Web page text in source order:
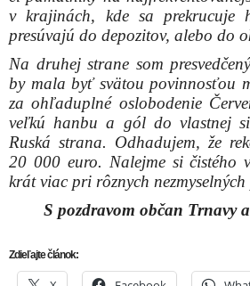
ARCHÍVNE ČLÁNKY:
normalizácie prirobil kosák a kríž
Vyjadrenie mesta Trnava k
projekte „lávky“ v Kamennom mlyne
Predseda petičného výboru
prekvapený, pre obštrukcie zo strany
Pamätník Víťazstvo zostane na
majú finančne pomôcť Rusi
Zomrel bývalý hráč Spartaka Trnava
Napísal
rubriky:
Aktuálne , Ďalšie správy